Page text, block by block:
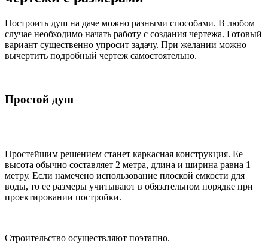
Построить душ на даче можно разными способами. В любом
случае необходимо начать работу с создания чертежа. Готовый
вариант существенно упросит задачу. При желании можно
вычертить подробный чертеж самостоятельно.
Простой душ
Простейшим решением станет каркасная конструкция. Ее
высота обычно составляет 2 метра, длина и ширина равна 1
метру. Если намечено использование плоской емкости для
воды, то ее размеры учитывают в обязательном порядке при
проектировании постройки.
Строительство осуществляют поэтапно.